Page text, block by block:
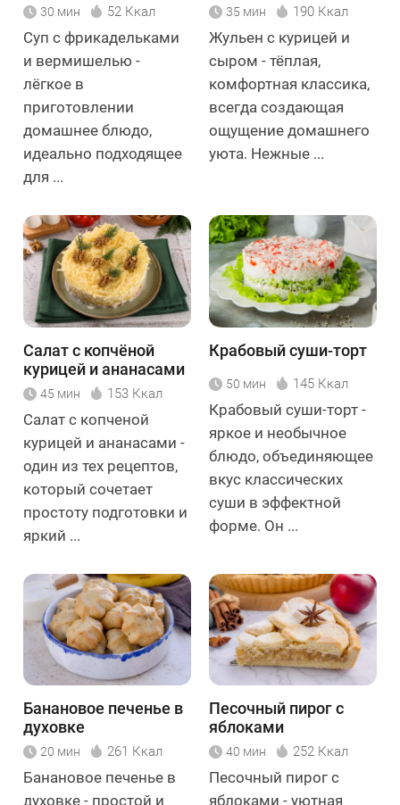
30 мин 52 Ккал
Суп с фрикадельками
и вермишелью -
лёгкое в
приготовлении
домашнее блюдо,
идеально подходящее
для ...
35 мин 190 Ккал
Жульен с курицей и
сыром - тёплая,
комфортная классика,
всегда создающая
ощущение домашнего
уюта. Нежные ...
Салат с копчёной
курицей и ананасами
45 мин 153 Ккал
Салат с копченой
курицей и ананасами -
один из тех рецептов,
который сочетает
простоту подготовки и
яркий ...
Крабовый суши-торт
50 мин 145 Ккал
Крабовый суши-торт -
яркое и необычное
блюдо, объединяющее
вкус классических
суши в эффектной
форме. Он ...
Банановое печенье в
духовке
20 мин 261 Ккал
Банановое печенье в
духовке - простой и
Песочный пирог с
яблоками
40 мин 252 Ккал
Песочный пирог с
яблоками - уютная